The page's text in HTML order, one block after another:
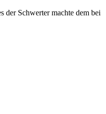
der Schwerter machte dem bei